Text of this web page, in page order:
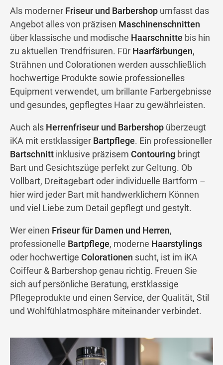
Als moderner Friseur und Barbershop umfasst das
Angebot alles von präzisen Maschinenschnitten
über klassische und modische Haarschnitte bis hin
zu aktuellen Trendfrisuren. Für Haarfärbungen,
Strähnen und Colorationen werden ausschließlich
hochwertige Produkte sowie professionelles
Equipment verwendet, um brillante Farbergebnisse
und gesundes, gepflegtes Haar zu gewährleisten.
Auch als Herrenfriseur und Barbershop überzeugt
iKA mit erstklassiger Bartpflege. Ein professioneller
Bartschnitt inklusive präzisem Contouring bringt
Bart und Gesichtszüge perfekt zur Geltung. Ob
Vollbart, Dreitagebart oder individuelle Bartform –
hier wird jeder Bart mit handwerklichem Können
und viel Liebe zum Detail gepflegt und gestylt.
Wer einen Friseur für Damen und Herren,
professionelle Bartpflege, moderne Haarstylings
oder hochwertige Colorationen sucht, ist im iKA
Coiffeur & Barbershop genau richtig. Freuen Sie
sich auf persönliche Beratung, erstklassige
Pflegeprodukte und einen Service, der Qualität, Stil
und Wohlfühlatmosphäre miteinander verbindet.